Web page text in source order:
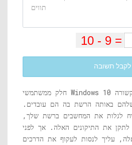
לקבל תשובה
חלק ממשתמשי Windows 10 מתלוננים על בעיה הקשורה
שלהם באותה הרשת בה הם עובדים.
לגלות את המחשבים ברשת שלך,
לתקן את התיקונים האלה. אך לפני
עליך לנסות לעקוף את הדרכים